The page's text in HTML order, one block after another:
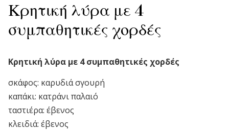
Κρητική λύρα με 4
συμπαθητικές χορδές
Κρητική λύρα με 4 συμπαθητικές χορδές
σκάφος: καρυδιά σγουρή
καπάκι: κατράνι παλαιό
ταστιέρα: έβενος
κλειδιά: έβενος